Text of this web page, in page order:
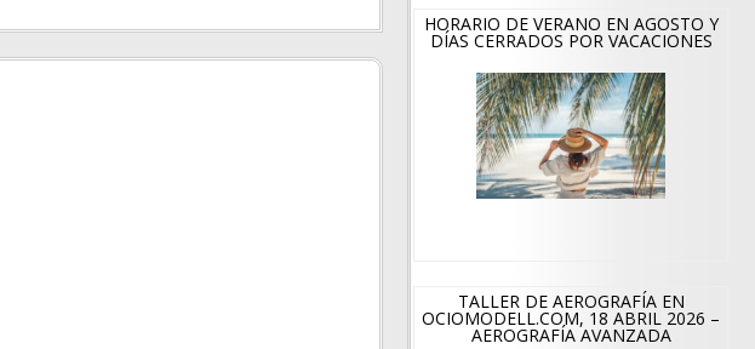
HORARIO DE VERANO EN AGOSTO Y
DÍAS CERRADOS POR VACACIONES
TALLER DE AEROGRAFÍA EN
OCIOMODELL.COM, 18 ABRIL 2026 –
AEROGRAFÍA AVANZADA